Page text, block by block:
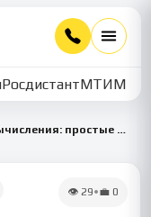
РосдистантМТИММУ
Финансовые вычисления: простые и сложные проценты
👁 29•💼 0